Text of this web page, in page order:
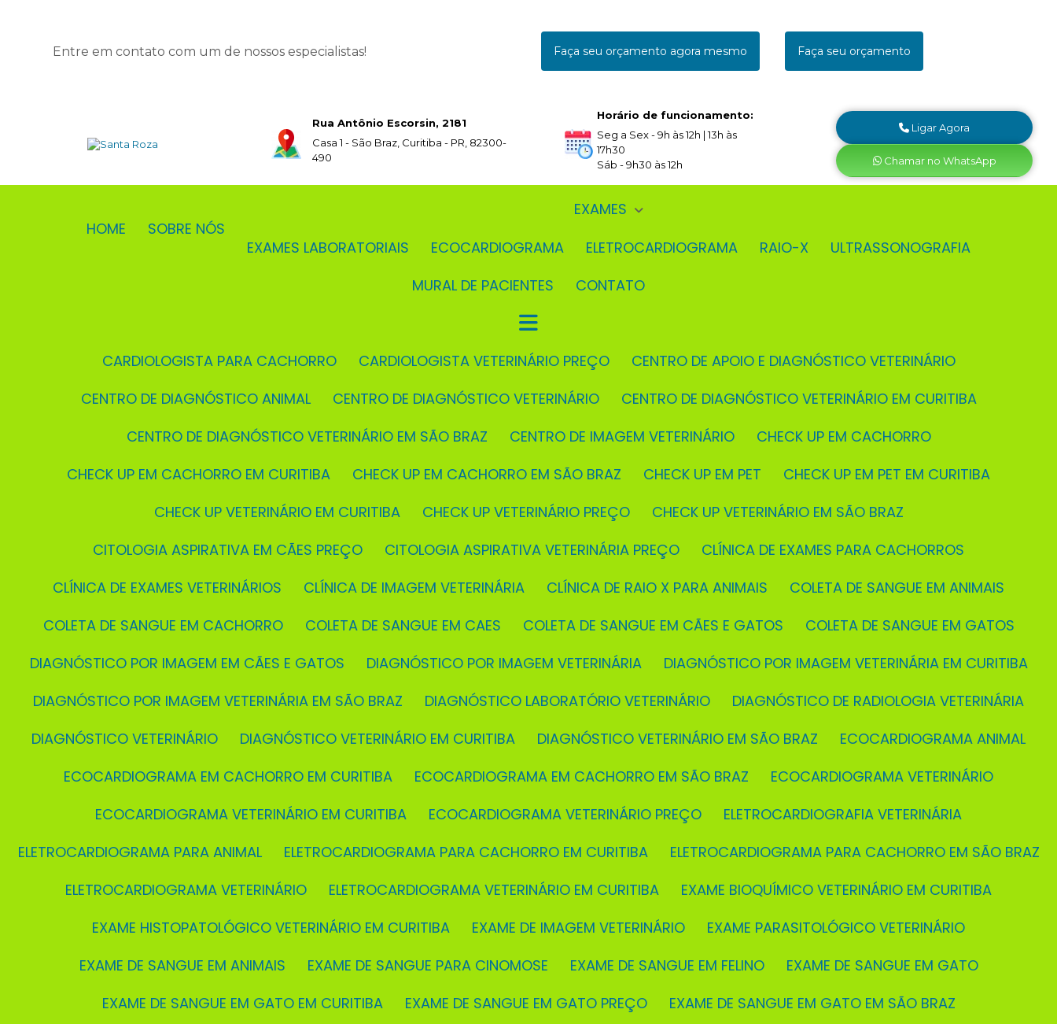
Entre em contato com um de nossos especialistas! Faça seu orçamento agora mesmo Faça seu orçamento
Rua Antônio Escorsin, 2181
Casa 1 - São Braz, Curitiba - PR, 82300-
490
Horário de funcionamento:
Seg a Sex - 9h às 12h | 13h às
17h30
Sáb - 9h30 às 12h
Ligar Agora
Chamar no WhatsApp
HOME SOBRE NÓS
EXAMES
EXAMES LABORATORIAIS
ECOCARDIOGRAMA ELETROCARDIOGRAMA RAIO-X
ULTRASSONOGRAFIA
MURAL DE PACIENTES
CONTATO
CARDIOLOGISTA PARA CACHORRO CARDIOLOGISTA VETERINÁRIO PREÇO
CENTRO DE APOIO E DIAGNÓSTICO VETERINÁRIO
CENTRO DE DIAGNÓSTICO ANIMAL
CENTRO DE DIAGNÓSTICO VETERINÁRIO
CENTRO DE DIAGNÓSTICO VETERINÁRIO EM CURITIBA
CENTRO DE DIAGNÓSTICO VETERINÁRIO EM SÃO BRAZ
CENTRO DE IMAGEM VETERINÁRIO
CHECK UP EM CACHORRO
CHECK UP EM CACHORRO EM CURITIBA
CHECK UP EM CACHORRO EM SÃO BRAZ CHECK UP EM PET
CHECK UP EM PET EM CURITIBA
CHECK UP VETERINÁRIO EM CURITIBA
CHECK UP VETERINÁRIO PREÇO
CHECK UP VETERINÁRIO EM SÃO BRAZ
CITOLOGIA ASPIRATIVA EM CÃES PREÇO
CITOLOGIA ASPIRATIVA VETERINÁRIA PREÇO
CLÍNICA DE EXAMES PARA CACHORROS
CLÍNICA DE EXAMES VETERINÁRIOS
CLÍNICA DE IMAGEM VETERINÁRIA CLÍNICA DE RAIO X PARA ANIMAIS
COLETA DE SANGUE EM ANIMAIS
COLETA DE SANGUE EM CACHORRO
COLETA DE SANGUE EM CAES COLETA DE SANGUE EM CÃES E GATOS
COLETA DE SANGUE EM GATOS
DIAGNÓSTICO POR IMAGEM EM CÃES E GATOS
DIAGNÓSTICO POR IMAGEM VETERINÁRIA
DIAGNÓSTICO POR IMAGEM VETERINÁRIA EM CURITIBA
DIAGNÓSTICO POR IMAGEM VETERINÁRIA EM SÃO BRAZ
DIAGNÓSTICO LABORATÓRIO VETERINÁRIO
DIAGNÓSTICO DE RADIOLOGIA VETERINÁRIA
DIAGNÓSTICO VETERINÁRIO
DIAGNÓSTICO VETERINÁRIO EM CURITIBA DIAGNÓSTICO VETERINÁRIO EM SÃO BRAZ
ECOCARDIOGRAMA ANIMAL
ECOCARDIOGRAMA EM CACHORRO EM CURITIBA
ECOCARDIOGRAMA EM CACHORRO EM SÃO BRAZ
ECOCARDIOGRAMA VETERINÁRIO
ECOCARDIOGRAMA VETERINÁRIO EM CURITIBA
ECOCARDIOGRAMA VETERINÁRIO PREÇO
ELETROCARDIOGRAFIA VETERINÁRIA
ELETROCARDIOGRAMA PARA ANIMAL
ELETROCARDIOGRAMA PARA CACHORRO EM CURITIBA
ELETROCARDIOGRAMA PARA CACHORRO EM SÃO BRAZ
ELETROCARDIOGRAMA VETERINÁRIO
ELETROCARDIOGRAMA VETERINÁRIO EM CURITIBA
EXAME BIOQUÍMICO VETERINÁRIO EM CURITIBA
EXAME HISTOPATOLÓGICO VETERINÁRIO EM CURITIBA
EXAME DE IMAGEM VETERINÁRIO
EXAME PARASITOLÓGICO VETERINÁRIO
EXAME DE SANGUE EM ANIMAIS
EXAME DE SANGUE PARA CINOMOSE EXAME DE SANGUE EM FELINO
EXAME DE SANGUE EM GATO
EXAME DE SANGUE EM GATO EM CURITIBA
EXAME DE SANGUE EM GATO PREÇO
EXAME DE SANGUE EM GATO EM SÃO BRAZ